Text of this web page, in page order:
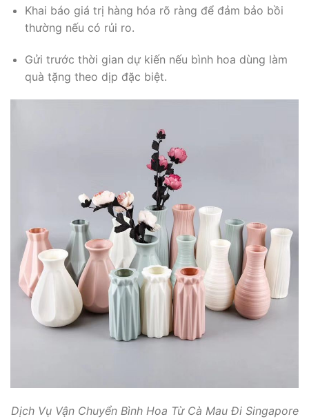
Khai báo giá trị hàng hóa rõ ràng để đảm bảo bồi
thường nếu có rủi ro.
Gửi trước thời gian dự kiến nếu bình hoa dùng làm
quà tặng theo dịp đặc biệt.
Dịch Vụ Vận Chuyển Bình Hoa Từ Cà Mau Đi Singapore